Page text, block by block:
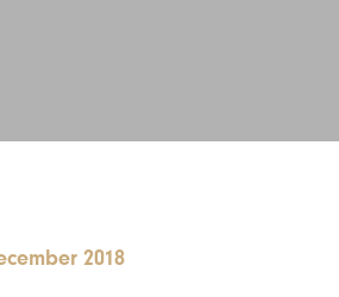
2018